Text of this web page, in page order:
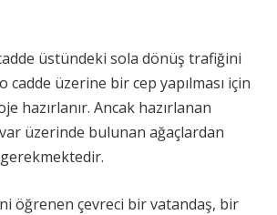
üstündeki sola dönüş trafiğini
cadde üzerine bir cep yapılması için
hazırlanır. Ancak hazırlanan
üzerinde bulunan ağaçlardan
öğrenen çevreci bir vatandaş, bir